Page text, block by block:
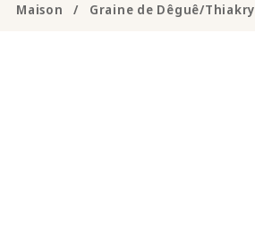
Maison / Graine de Dêguê/Thiakry